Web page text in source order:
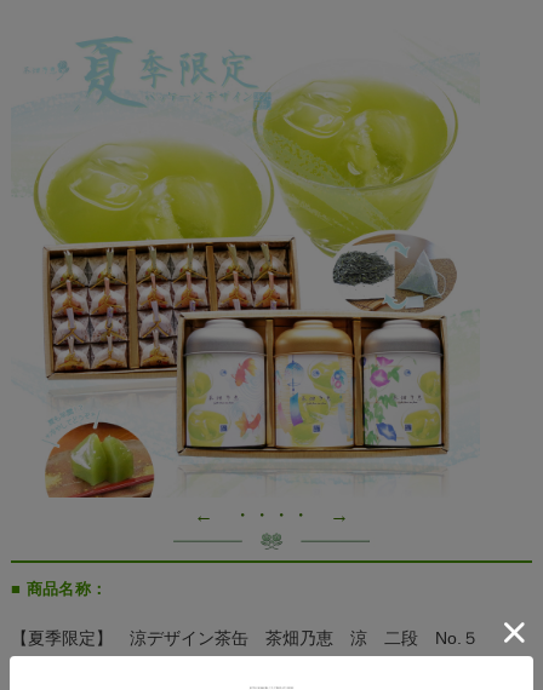
← ・・・・ →
■ 商品名称：
【夏季限定】 涼デザイン茶缶 茶畑乃恵 涼 二段 No.５